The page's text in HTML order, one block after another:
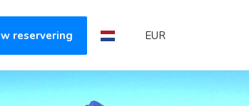
reservering EUR